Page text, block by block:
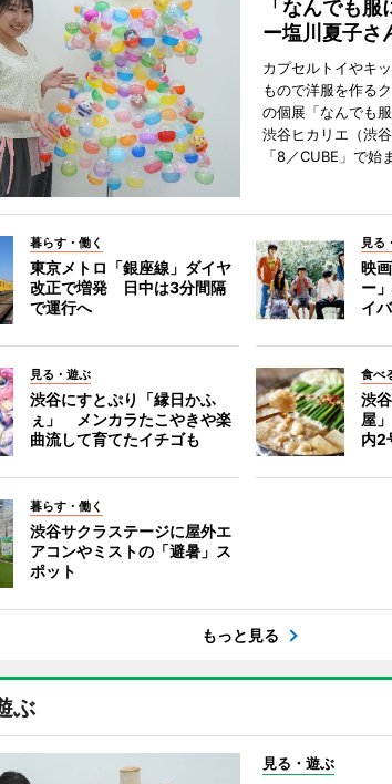
「なんでも
ー塩川夏子さ
カプセルトイやキ
もので洋服を作る
の個展「なんでも
渋谷ヒカリエ（渋
「8／CUBE」で始
暮らす・働く
東京メトロ「銀座線」ダイヤ
改正で増発 日中は3分間隔
で運行へ
見る
映
ー
イ
見る・遊ぶ
渋谷にすとぷり「縁日かふ
ぇ」 メンカラたこやきや楽
曲流して育てたイチゴも
食べ
渋
屋
内2
暮らす・働く
渋谷サクラステージに屋外エ
アコンやミストの「避暑」ス
ポット
もっと見る
ぶ
見る・遊ぶ